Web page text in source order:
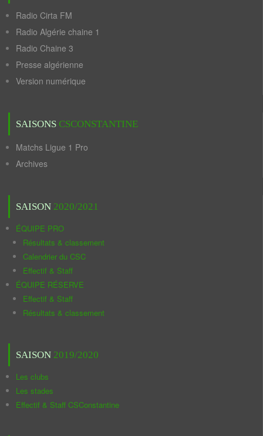
Radio Cirta FM
Radio Algérie chaine 1
Radio Chaine 3
Presse algérienne
Version numérique
SAISONS CSCONSTANTINE
Matchs Ligue 1 Pro
Archives
SAISON 2020/2021
ÉQUIPE PRO
Résultats & classement
Calendrier du CSC
Effectif & Staff
ÉQUIPE RÉSERVE
Effectif & Staff
Résultats & classement
SAISON 2019/2020
Les clubs
Les stades
Effectif & Staff CSConstantine